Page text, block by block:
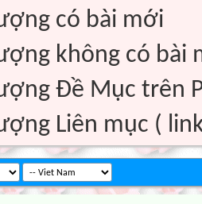
có bài mới
không có bài
Đề Mục trên
Liên mục (